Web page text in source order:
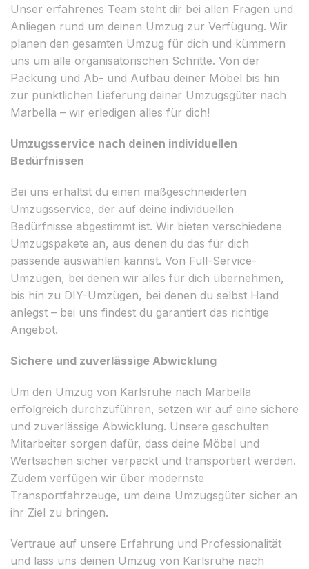
Unser erfahrenes Team steht dir bei allen Fragen und
Anliegen rund um deinen Umzug zur Verfügung. Wir
planen den gesamten Umzug für dich und kümmern
uns um alle organisatorischen Schritte. Von der
Packung und Ab- und Aufbau deiner Möbel bis hin
zur pünktlichen Lieferung deiner Umzugsgüter nach
Marbella – wir erledigen alles für dich!
Umzugsservice nach deinen individuellen
Bedürfnissen
Bei uns erhältst du einen maßgeschneiderten
Umzugsservice, der auf deine individuellen
Bedürfnisse abgestimmt ist. Wir bieten verschiedene
Umzugspakete an, aus denen du das für dich
passende auswählen kannst. Von Full-Service-
Umzügen, bei denen wir alles für dich übernehmen,
bis hin zu DIY-Umzügen, bei denen du selbst Hand
anlegst – bei uns findest du garantiert das richtige
Angebot.
Sichere und zuverlässige Abwicklung
Um den Umzug von Karlsruhe nach Marbella
erfolgreich durchzuführen, setzen wir auf eine sichere
und zuverlässige Abwicklung. Unsere geschulten
Mitarbeiter sorgen dafür, dass deine Möbel und
Wertsachen sicher verpackt und transportiert werden.
Zudem verfügen wir über modernste
Transportfahrzeuge, um deine Umzugsgüter sicher an
ihr Ziel zu bringen.
Vertraue auf unsere Erfahrung und Professionalität
und lass uns deinen Umzug von Karlsruhe nach